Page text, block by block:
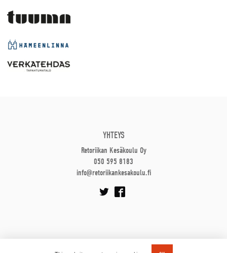
YHTEYS
Retoriikan Kesäkoulu Oy
050 595 8183
info@retoriikankesakoulu.fi